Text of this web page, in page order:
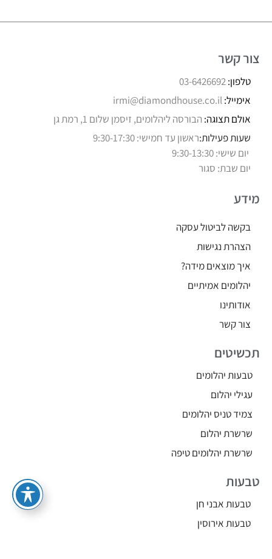
צור קשר
טלפון:03-6426692
אימייל:irmi@diamondhouse.co.il
אולם תצוגה: הבורסה ליהלומים, זיסמן שלום 1, רמת גן
שעות פעילות:ראשון עד חמישי: 9:30-17:30
יום שישי: 9:30-13:30
יום שבת: סגור
מידע
בקשה לביטול עסקה
הצהרת נגישות
איך מוצאים מידה?
יהלומים אמיתיים
אודותינו
צור קשר
תכשיטים
טבעות יהלומים
עגילי יהלום
צמיד טניס יהלומים
שרשרת יהלום
שרשרת יהלומים טיפה
טבעות
טבעות אבני חן
טבעות אירוסין